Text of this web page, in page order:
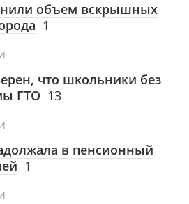
объем вскрышных
1
что школьники без
ГТО 13
в пенсионный
1